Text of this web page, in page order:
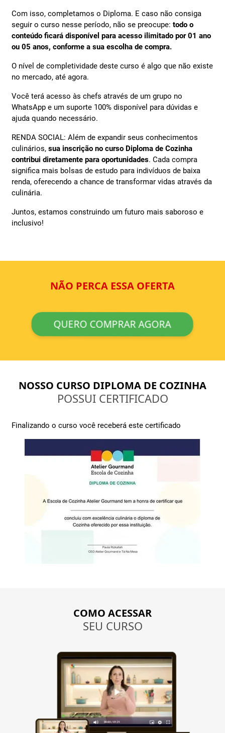
Com isso, completamos o Diploma. E caso não consiga
seguir o curso nesse período, não se preocupe:todo o
conteúdo ficará disponível para acesso ilimitado por 01 ano
ou 05 anos, conforme a sua escolha de compra.
O nível de completividade deste curso é algo que não existe
no mercado, até agora.
Você terá acesso às chefs através de um grupo no
WhatsApp e um suporte 100% disponível para dúvidas e
ajuda quando necessário.
RENDA SOCIAL: Além de expandir seus conhecimentos
culinários, sua inscrição no curso Diploma de Cozinha
contribui diretamente para oportunidades. Cada compra
significa mais bolsas de estudo para indivíduos de baixa
renda, oferecendo a chance de transformar vidas através da
culinária.
Juntos, estamos construindo um futuro mais saboroso e
inclusivo!
NÃO PERCA ESSA OFERTA
QUERO COMPRAR AGORA
NOSSO CURSO DIPLOMA DE COZINHA
POSSUI CERTIFICADO
Finalizando o curso você receberá este certificado
COMO ACESSAR
SEU CURSO